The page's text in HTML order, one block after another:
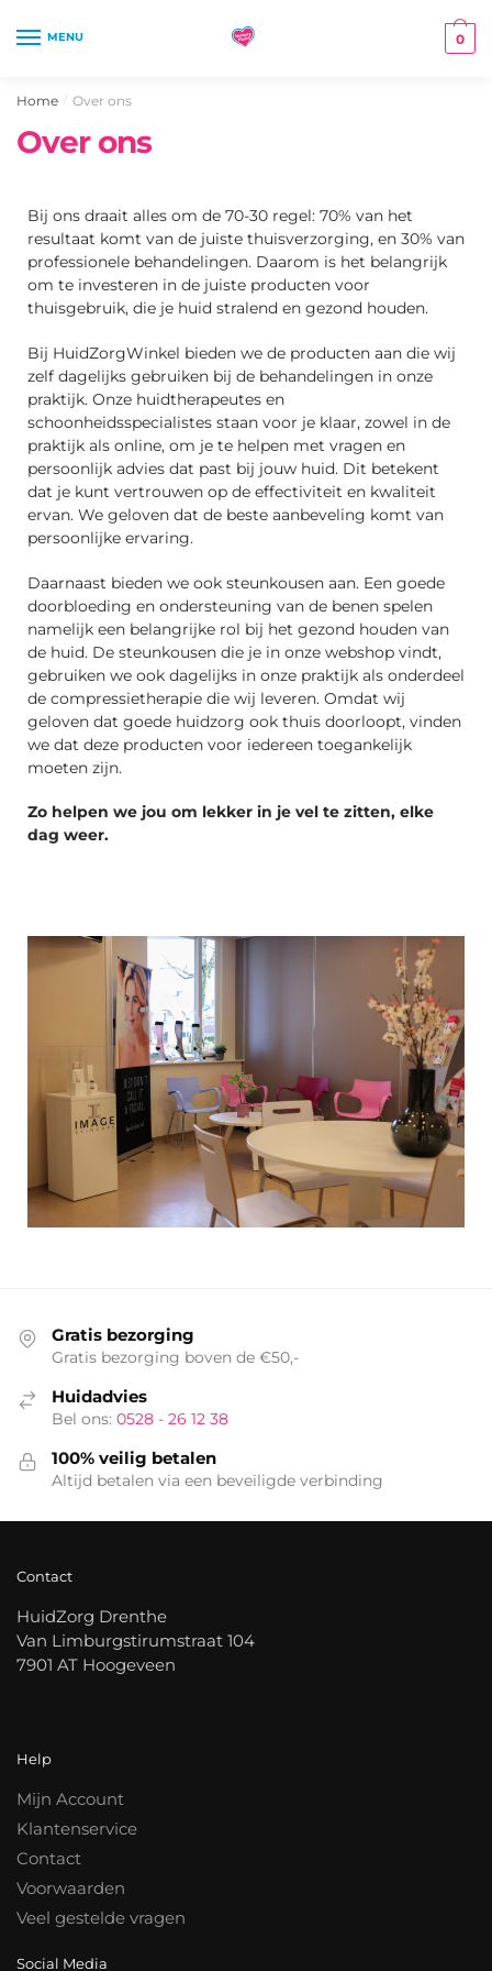
MENU 0
Home / Over ons
Over ons
Bij ons draait alles om de 70-30 regel: 70% van het
resultaat komt van de juiste thuisverzorging, en 30% van
professionele behandelingen. Daarom is het belangrijk
om te investeren in de juiste producten voor
thuisgebruik, die je huid stralend en gezond houden.
Bij HuidZorgWinkel bieden we de producten aan die wij
zelf dagelijks gebruiken bij de behandelingen in onze
praktijk. Onze huidtherapeutes en
schoonheidsspecialistes staan voor je klaar, zowel in de
praktijk als online, om je te helpen met vragen en
persoonlijk advies dat past bij jouw huid. Dit betekent
dat je kunt vertrouwen op de effectiviteit en kwaliteit
ervan. We geloven dat de beste aanbeveling komt van
persoonlijke ervaring.
Daarnaast bieden we ook steunkousen aan. Een goede
doorbloeding en ondersteuning van de benen spelen
namelijk een belangrijke rol bij het gezond houden van
de huid. De steunkousen die je in onze webshop vindt,
gebruiken we ook dagelijks in onze praktijk als onderdeel
de compressietherapie die wij leveren. Omdat wij
geloven dat goede huidzorg ook thuis doorloopt, vinden
we dat deze producten voor iedereen toegankelijk
moeten zijn.
Zo helpen we jou om lekker in je vel te zitten, elke
dag weer.
Gratis bezorging
Gratis bezorging boven de €50,-
Huidadvies
Bel ons: 0528 - 26 12 38
100% veilig betalen
Altijd betalen via een beveiligde verbinding
Contact
HuidZorg Drenthe
Van Limburgstirumstraat 104
7901 AT Hoogeveen
Help
Mijn Account
Klantenservice
Contact
Voorwaarden
Veel gestelde vragen
Social Media